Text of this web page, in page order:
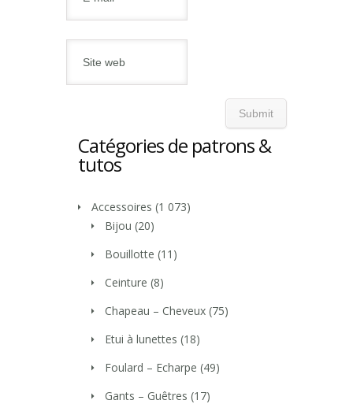
Catégories de patrons &
tutos
Accessoires (1 073)
Bijou (20)
Bouillotte (11)
Ceinture (8)
Chapeau – Cheveux (75)
Etui à lunettes (18)
Foulard – Echarpe (49)
Gants – Guêtres (17)